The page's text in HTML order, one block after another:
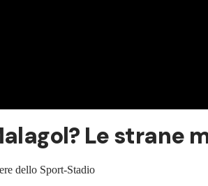
Le strane
dello Sport-Stadio